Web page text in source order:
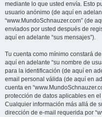
mediante lo que usted envía. Esto
usuario anónimo (de aquí en
“www.MundoSchnauzer.com” (de
enviados por usted después de
aquí en adelante “sus mensajes”).
Tu cuenta como mínimo constará
aquí en adelante “su nombre de
para la identificación (de aquí en
email personal válida (de aquí en
cuenta en
protección de datos aplicables en
Cualquier información más allá de
dirección de e-mail requerida por